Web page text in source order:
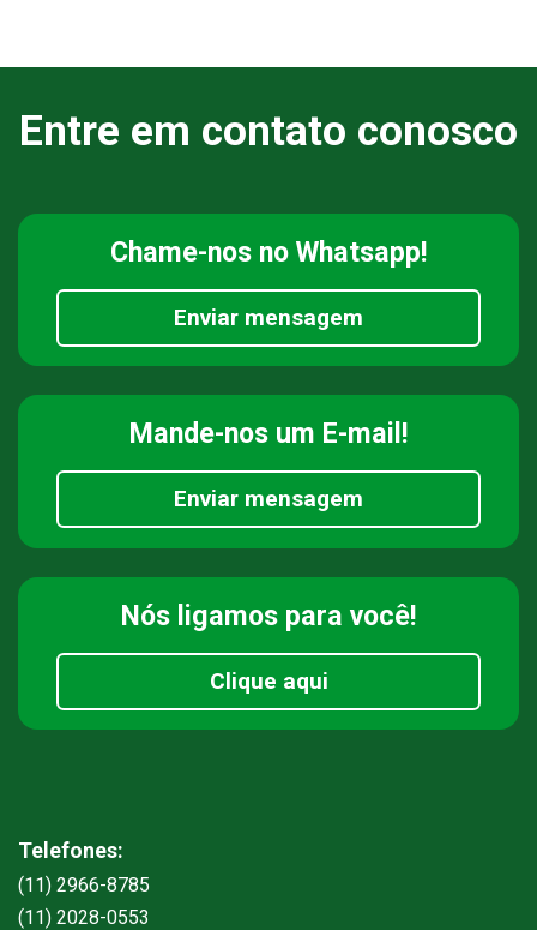
Entre em contato conosco
Chame-nos no Whatsapp!
Enviar mensagem
Mande-nos um E-mail!
Enviar mensagem
Nós ligamos para você!
Clique aqui
Telefones:
(11) 2966-8785
(11) 2028-0553